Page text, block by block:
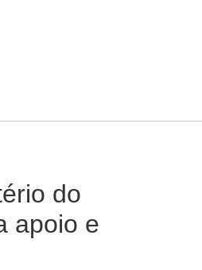
do
apoio e